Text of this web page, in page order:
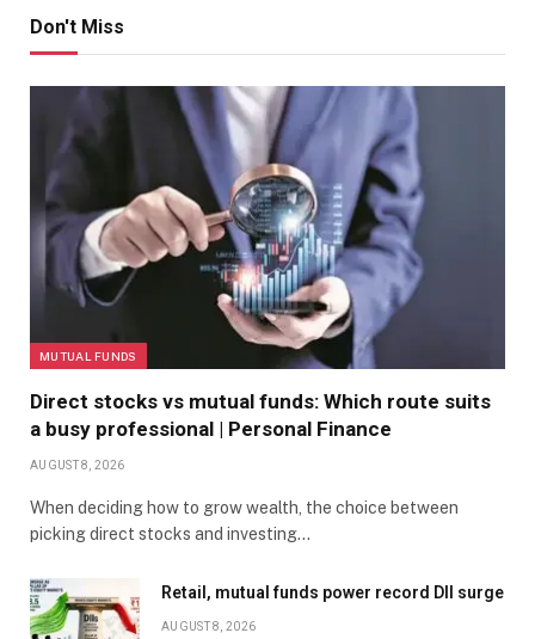
Don't Miss
MUTUAL FUNDS
Direct stocks vs mutual funds: Which route suits
a busy professional | Personal Finance
AUGUST 8, 2026
When deciding how to grow wealth, the choice between
picking direct stocks and investing…
Retail, mutual funds power record DII surge
AUGUST 8, 2026